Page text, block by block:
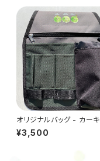
オリジナルバッグ - カーキ
¥3,500